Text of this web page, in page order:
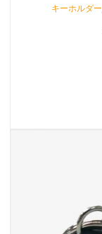
キーホルダー